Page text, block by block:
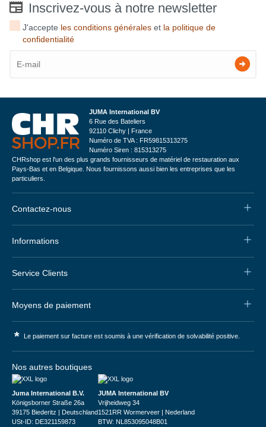
Inscrivez-vous à notre newsletter
J'accepte les conditions générales et la politique de
confidentialité
JUMA International BV
6 Rue des Bateliers
92110 Clichy | France
Numéro de TVA : FR59815313275
Numéro Siren : 815313275
CHRshop est l'un des plus grands fournisseurs de matériel de restauration aux
Pays-Bas et en Belgique. Nous fournissons aussi bien les entreprises que les
particuliers.
Contactez-nous
Informations
Service Clients
Moyens de paiement
* Le paiement sur facture est soumis à une vérification de solvabilité positive.
Nos autres boutiques
Juma International B.V.
Königsborner Straße 26a
39175 Biederitz | Deutschland
USt-ID: DE321159873
JUMA International BV
Vrijheidweg 34
1521RR Wormerveer | Nederland
BTW: NL853095048B01